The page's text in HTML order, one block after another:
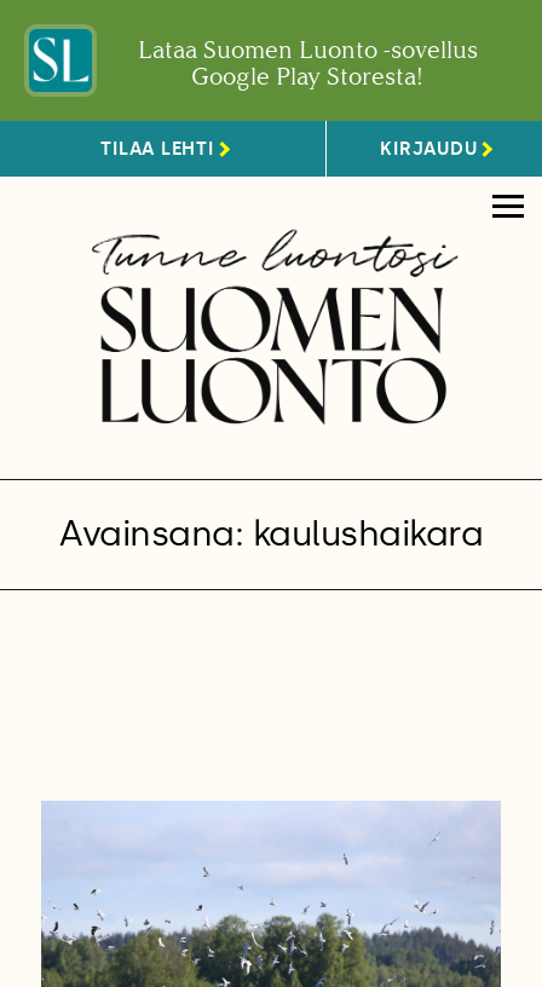
Lataa Suomen Luonto -sovellus
Google Play Storesta!
TILAA LEHTI KIRJAUDU
Avainsana: kaulushaikara